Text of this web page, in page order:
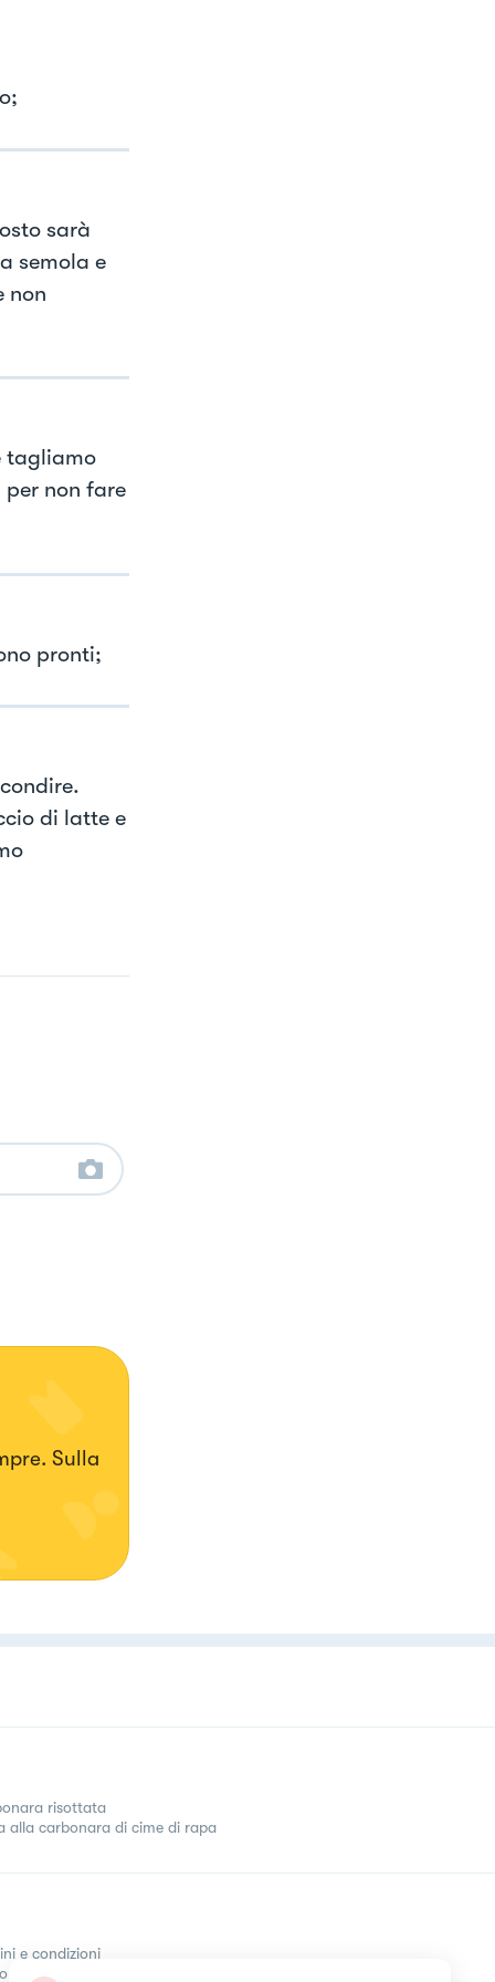
sarà
semola e
non
tagliamo
non fare
pronti;
di latte e
risottata
alla carbonara di cime di rapa
e condizioni